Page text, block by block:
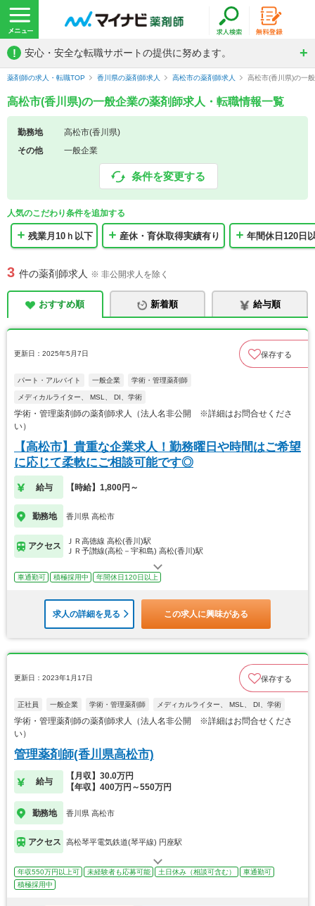
! 安心・安全な転職サポートの提供に努めます。
薬剤師の求人・転職TOP 香川県の薬剤師求人 高松市の薬剤師求人 高松市(香川県)の一
高松市(香川県)の一般企業の薬剤師求人・転職情報一覧
勤務地
高松市(香川県)
その他
一般企業
条件を変更する
人気のこだわり条件を追加する
残業月10ｈ以下 産休・育休取得実績有り 年間休日120日
3 件の薬剤師求人 ※ 非公開求人を除く
おすすめ順 新着順 給与順
更新日：2025年5月7日 保存する
パート・アルバイト 一般企業 学術・管理薬剤師
メディカルライター、 MSL、 DI、学術
学術・管理薬剤師の薬剤師求人（法人名非公開 ※詳細はお問合せくださ
い）
【高松市】貴重な企業求人！勤務曜日や時間はご希望
に応じて柔軟にご相談可能です◎
給与 【時給】1,800円～
勤務地 香川県 高松市
アクセス
ＪＲ高徳線 高松(香川)駅
ＪＲ予讃線(高松－宇和島) 高松(香川)駅
車通勤可 積極採用中 年間休日120日以上
求人の詳細を見る この求人に興味がある
更新日：2023年1月17日 保存する
正社員 一般企業 学術・管理薬剤師 メディカルライター、 MSL、 DI、学術
学術・管理薬剤師の薬剤師求人（法人名非公開 ※詳細はお問合せくださ
い）
管理薬剤師(香川県高松市)
給与
【月収】30.0万円
【年収】400万円～550万円
勤務地 香川県 高松市
アクセス 高松琴平電気鉄道(琴平線) 円座駅
年収550万円以上可 未経験者も応募可能 土日休み（相談可含む）
車通勤可
積極採用中